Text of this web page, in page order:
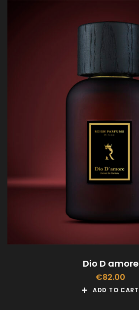
Dio D amore
€82.00
ADD TO CART